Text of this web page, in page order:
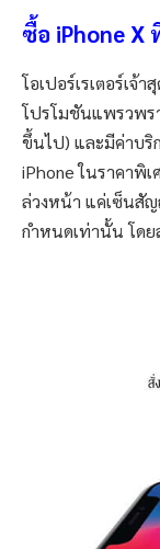
ซื้อ iPhone X
โอเปอร์เรเตอร์เจ้
โปรโมชันแพรวพรา
ขึ้นไป) และมีค่าบริ
iPhone ในราคาพิ
ล่วงหน้า แค่เซ็นสั
กำหนดเท่านั้น โด